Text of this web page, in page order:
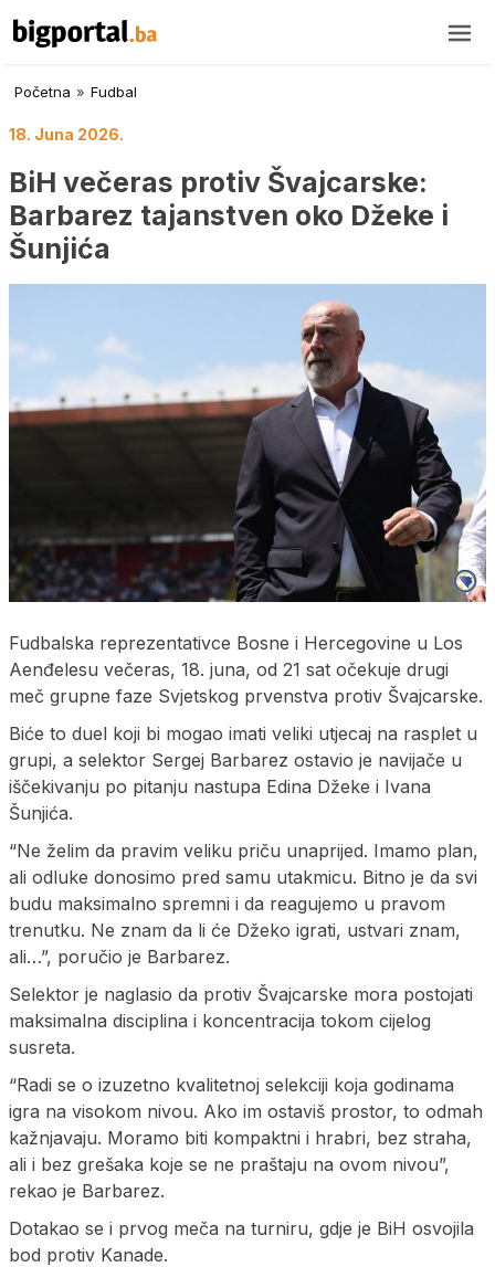
Početna » Fudbal
18. Juna 2026.
BiH večeras protiv Švajcarske:
Barbarez tajanstven oko Džeke i
Šunjića
Fudbalska reprezentativce Bosne i Hercegovine u Los
Aenđelesu večeras, 18. juna, od 21 sat očekuje drugi
meč grupne faze Svjetskog prvenstva protiv Švajcarske.
Biće to duel koji bi mogao imati veliki utjecaj na rasplet u
grupi, a selektor Sergej Barbarez ostavio je navijače u
iščekivanju po pitanju nastupa Edina Džeke i Ivana
Šunjića.
“Ne želim da pravim veliku priču unaprijed. Imamo plan,
ali odluke donosimo pred samu utakmicu. Bitno je da svi
budu maksimalno spremni i da reagujemo u pravom
trenutku. Ne znam da li će Džeko igrati, ustvari znam,
ali…”, poručio je Barbarez.
Selektor je naglasio da protiv Švajcarske mora postojati
maksimalna disciplina i koncentracija tokom cijelog
susreta.
“Radi se o izuzetno kvalitetnoj selekciji koja godinama
igra na visokom nivou. Ako im ostaviš prostor, to odmah
kažnjavaju. Moramo biti kompaktni i hrabri, bez straha,
ali i bez grešaka koje se ne praštaju na ovom nivou”,
rekao je Barbarez.
Dotakao se i prvog meča na turniru, gdje je BiH osvojila
bod protiv Kanade.